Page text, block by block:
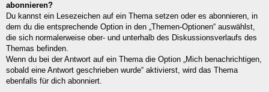
abonnieren?
Du kannst ein Lesezeichen auf ein Thema setzen oder es abonnieren, in
dem du die entsprechende Option in den „Themen-Optionen“ auswählst,
die sich normalerweise ober- und unterhalb des Diskussionsverlaufs des
Themas befinden.
Wenn du bei der Antwort auf ein Thema die Option „Mich benachrichtigen,
sobald eine Antwort geschrieben wurde“ aktivierst, wird das Thema
ebenfalls für dich abonniert.